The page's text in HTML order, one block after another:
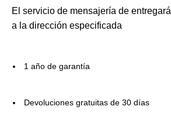
El servicio de mensajería de entregará
a la dirección especificada
1 año de garantía
Devoluciones gratuitas de 30 días